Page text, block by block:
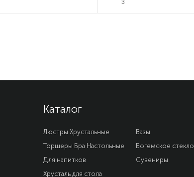
3
Каталог
Люстры Хрустальные
Торшеры Бра Настольные
Для напитков
Хрусталь для стола
Вазы
Богемское стекло
Сувениры